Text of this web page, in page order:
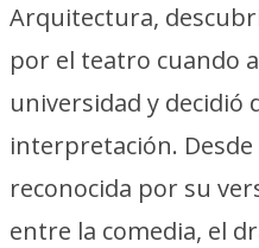
Arquitectura,
por el teatro cuando
universidad y decidió
interpretación.
reconocida por su
entre la comedia, el